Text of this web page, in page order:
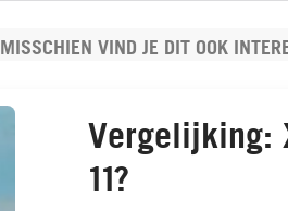
MISSCHIEN VIND JE DIT OOK
Vergelijking:
11?